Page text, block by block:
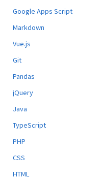
Google Apps Script
Markdown
Vue.js
Git
Pandas
jQuery
Java
TypeScript
PHP
CSS
HTML